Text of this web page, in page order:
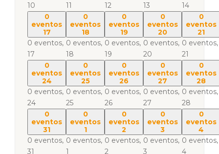
10
11
12
13
14
0
eventos
17
0 eventos,
17
0
eventos
18
0 eventos,
18
0
eventos
19
0 eventos,
19
0
eventos
20
0 eventos,
20
0
eventos
21
0 eventos,
21
0
eventos
24
0 eventos,
24
0
eventos
25
0 eventos,
25
0
eventos
26
0 eventos,
26
0
eventos
27
0 eventos,
27
0
eventos
28
0 eventos,
28
0
eventos
31
0 eventos,
31
0
eventos
1
0 eventos,
1
0
eventos
2
0 eventos,
2
0
eventos
3
0 eventos,
3
0
eventos
4
0 eventos,
4